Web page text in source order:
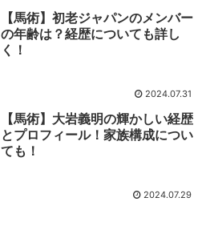
【馬術】初老ジャパンのメンバー
の年齢は？経歴についても詳し
く！
2024.07.31
【馬術】大岩義明の輝かしい経歴
とプロフィール！家族構成につい
ても！
2024.07.29